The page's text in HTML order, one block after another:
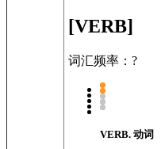
[VERB]
词汇频率：?
VERB. 动词